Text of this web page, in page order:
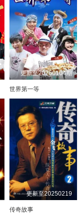
更新至20260104期
世界第一等
更新至20250219
传奇故事